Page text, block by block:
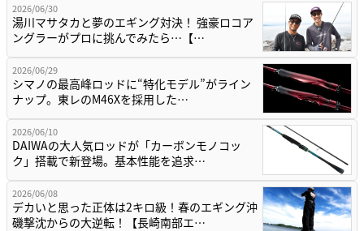
2026/06/30
湯川マサタカと夢のエギング対決！ 強豪ロコア
ングラーがプロに挑んでみたら…【…
2026/06/29
シマノの最高峰ロッドに“特化モデル”がライン
ナップ。東レのM46Xを採用した…
2026/06/10
DAIWAの大人気ロッドが「カーボンモノコッ
ク」搭載で新登場。基本性能を追求…
2026/06/08
デカいと思った正体は2キロ級！春のエギング沖
磯撃沈からの大逆転！【長崎南部エ…